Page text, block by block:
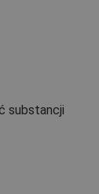
substancji